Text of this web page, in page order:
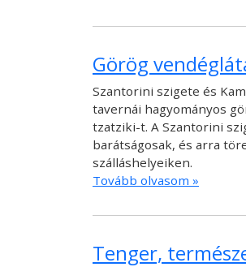
Görög
Szantorini szigete és
tavernái hagyományos
tzatziki-t. A Szantorini
barátságosak, és arra
szálláshelyeiken.
Tovább olvasom »
Tenger,